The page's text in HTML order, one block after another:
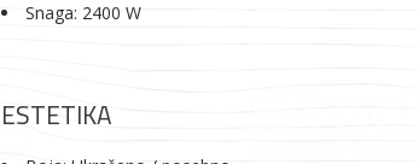
Snaga: 2400 W
ESTETIKA